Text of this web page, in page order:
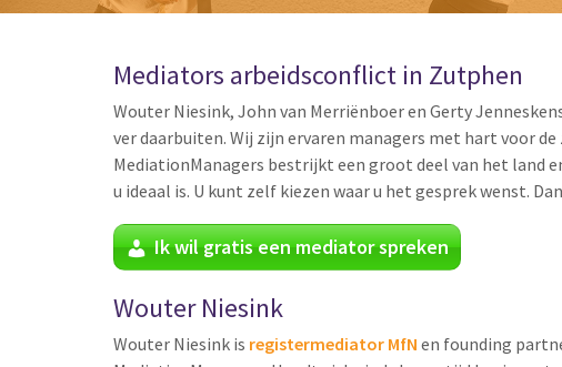
Mediators arbeidsconflict in Zutphen
Wouter Niesink, John van Merriënboer en Gerty
ver daarbuiten. Wij zijn ervaren managers met hart voor
MediationManagers bestrijkt een groot deel van het land
u ideaal is. U kunt zelf kiezen waar u het gesprek wenst.
Ik wil gratis een mediator spreken
Wouter Niesink
Wouter Niesink is registermediator MfN en founding